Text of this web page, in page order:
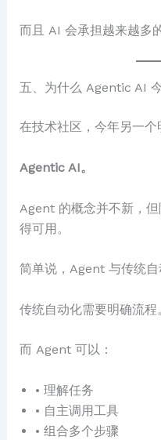
而且 AI 会承担越来越多
五、为什么 Agentic AI
在技术社区，今年另一个
Agentic AI。
Agent 的概念并不新，
得可用。
简单说，Agent 与传统自
传统自动化需要明确流程
而 Agent 可以：
• 理解任务
• 自主调用工具
• 组合多个步骤